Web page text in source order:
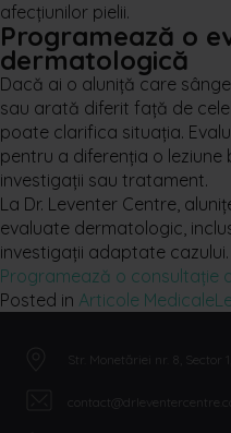
afecțiunilor pielii.
Programează o
dermatologică
Dacă ai o aluniță care
sau arată diferit față de
poate clarifica situația.
pentru a diferenția o
investigații sau tratament.
La Dr. Leventer Centre,
evaluate dermatologic,
investigații adaptate cazului.
Programează o consultație
Posted in Articole Medicale
Str. Monetăriei nr. 8, Sector